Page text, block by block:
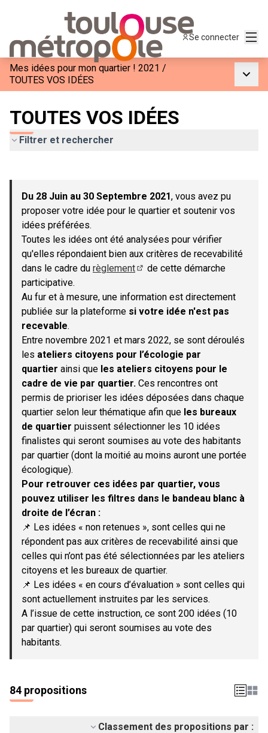
Se connecter
Mes idées pour mon quartier ! 2021 /
TOUTES VOS IDÉES
TOUTES VOS IDÉES
Filtrer et rechercher
−
Du 28 Juin au 30 Septembre 2021, vous avez pu
proposer votre idée pour le quartier et soutenir vos
idées préférées.
Toutes les idées ont été analysées pour vérifier
qu'elles répondaient bien aux critères de recevabilité
dans le cadre du règlement
de cette démarche
participative.
Au fur et à mesure, une information est directement
publiée sur la plateforme si votre idée n'est pas
recevable.
Entre novembre 2021 et mars 2022, se sont déroulés
les ateliers citoyens pour l’écologie par
quartier ainsi que les ateliers citoyens pour le
cadre de vie par quartier. Ces rencontres ont
permis de prioriser les idées déposées dans chaque
quartier selon leur thématique afin que les bureaux
de quartier puissent sélectionner les 10 idées
finalistes qui seront soumises au vote des habitants
par quartier (dont la moitié au moins auront une portée
écologique).
Pour retrouver ces idées par quartier, vous
pouvez utiliser les filtres dans le bandeau blanc à
droite de l’écran :
📌 Les idées « non retenues », sont celles qui ne
répondent pas aux critères de recevabilité ainsi que
celles qui n’ont pas été sélectionnées par les ateliers
citoyens et les bureaux de quartier.
📌 Les idées « en cours d’évaluation » sont celles qui
sont actuellement instruites par les services.
A l’issue de cette instruction, ce sont 200 idées (10
par quartier) qui seront soumises au vote des
habitants.
84 propositions
Classement des propositions par :